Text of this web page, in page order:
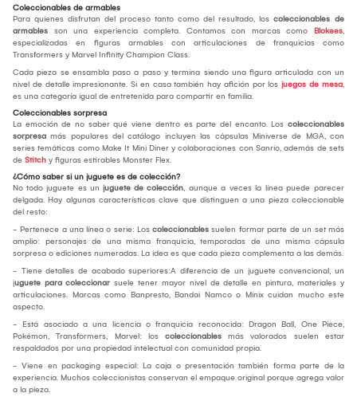
Coleccionables de armables
Para quienes disfrutan del proceso tanto como del resultado, los coleccionables de
armables son una experiencia completa. Contamos con marcas como Blokees,
especializadas en figuras armables con articulaciones de franquicias como
Transformers y Marvel Infinity Champion Class.
Cada pieza se ensambla paso a paso y termina siendo una figura articulada con un
nivel de detalle impresionante. Si en casa también hay afición por los juegos de mesa,
es una categoría igual de entretenida para compartir en familia.
Coleccionables sorpresa
La emoción de no saber qué viene dentro es parte del encanto. Los coleccionables
sorpresa más populares del catálogo incluyen las cápsulas Miniverse de MGA, con
series temáticas como Make It Mini Diner y colaboraciones con Sanrio, además de sets
de Stitch y figuras estirables Monster Flex.
¿Cómo saber si un juguete es de colección?
No todo juguete es un juguete de colección, aunque a veces la línea puede parecer
delgada. Hay algunas características clave que distinguen a una pieza coleccionable
del resto:
- Pertenece a una línea o serie: Los coleccionables suelen formar parte de un set más
amplio: personajes de una misma franquicia, temporadas de una misma cápsula
sorpresa o ediciones numeradas. La idea es que cada pieza complementa a las demás.
- Tiene detalles de acabado superiores:A diferencia de un juguete convencional, un
juguete para coleccionar suele tener mayor nivel de detalle en pintura, materiales y
articulaciones. Marcas como Banpresto, Bandai Namco o Minix cuidan mucho este
aspecto.
- Está asociado a una licencia o franquicia reconocida: Dragon Ball, One Piece,
Pokémon, Transformers, Marvel: los coleccionables más valorados suelen estar
respaldados por una propiedad intelectual con comunidad propia.
- Viene en packaging especial: La caja o presentación también forma parte de la
experiencia. Muchos coleccionistas conservan el empaque original porque agrega valor
a la pieza.